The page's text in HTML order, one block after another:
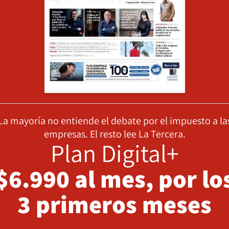
mayoría no entiende el debate por el impuesto a
empresas. El resto lee La Tercera.
Plan Digital+
al mes, por
3 primeros meses